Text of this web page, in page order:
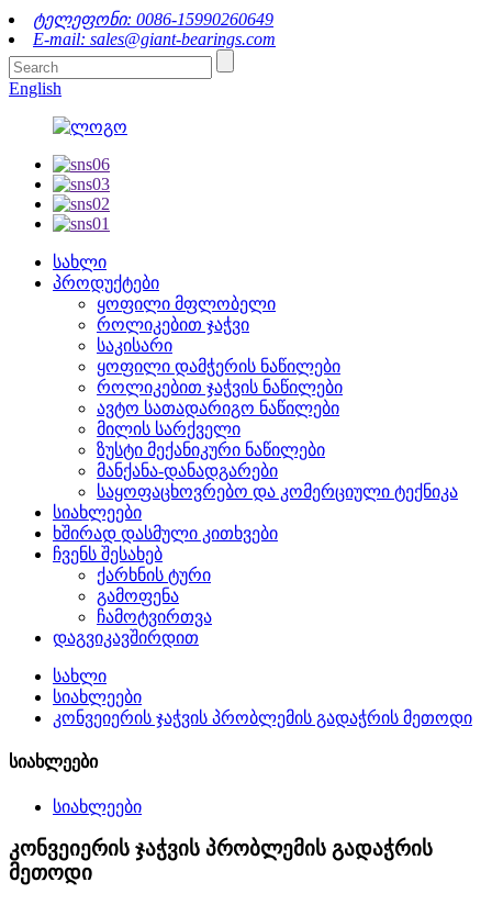
ტელეფონი: 0086-15990260649
E-mail: sales@giant-bearings.com
English
სახლი
პროდუქტები
ყოფილი მფლობელი
როლიკებით ჯაჭვი
საკისარი
ყოფილი დამჭერის ნაწილები
როლიკებით ჯაჭვის ნაწილები
ავტო სათადარიგო ნაწილები
მილის სარქველი
ზუსტი მექანიკური ნაწილები
მანქანა-დანადგარები
საყოფაცხოვრებო და კომერციული ტექნიკა
სიახლეები
ხშირად დასმული კითხვები
ჩვენს შესახებ
ქარხნის ტური
გამოფენა
ჩამოტვირთვა
დაგვიკავშირდით
სახლი
სიახლეები
კონვეიერის ჯაჭვის პრობლემის გადაჭრის მეთოდი
სიახლეები
სიახლეები
კონვეიერის ჯაჭვის პრობლემის გადაჭრის
მეთოდი